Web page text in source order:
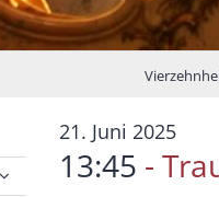
21. Juni 2025:
13:45